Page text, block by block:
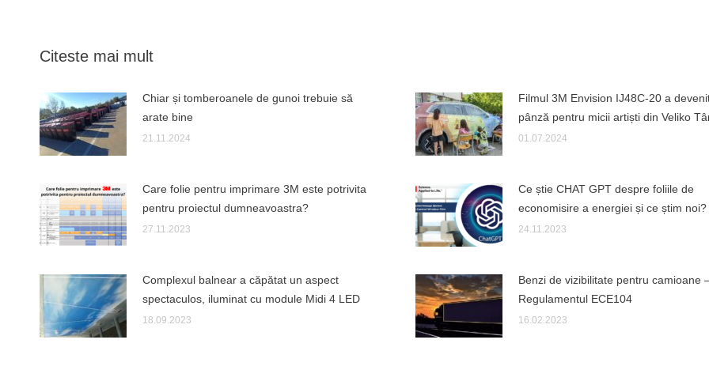
Citeste mai mult
Chiar și tomberoanele de gunoi trebuie să
arate bine
21.11.2024
Filmul 3M Envision IJ48C-20 a
pânză pentru micii artiști din Veliko
01.07.2024
Care folie pentru imprimare 3M este potrivita
pentru proiectul dumneavoastra?
27.11.2023
Ce știe CHAT GPT despre foliile de
economisire a energiei și ce știm noi?
24.11.2023
Complexul balnear a căpătat un aspect
spectaculos, iluminat cu module Midi 4 LED
18.09.2023
Benzi de vizibilitate pentru camioane
Regulamentul ECE104
16.02.2023